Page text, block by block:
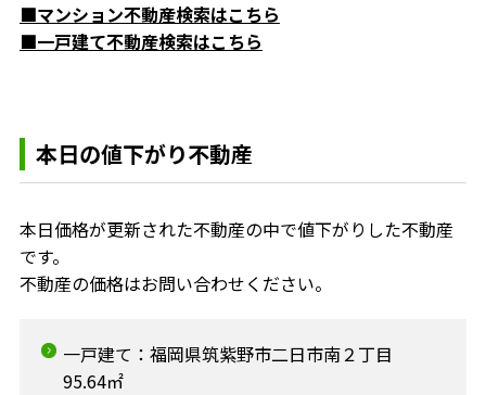
■マンション不動産検索はこちら
■一戸建て不動産検索はこちら
本日の値下がり不動産
本日価格が更新された不動産の中で値下がりした不動産
です。
不動産の価格はお問い合わせください。
一戸建て：福岡県筑紫野市二日市南２丁目
95.64㎡